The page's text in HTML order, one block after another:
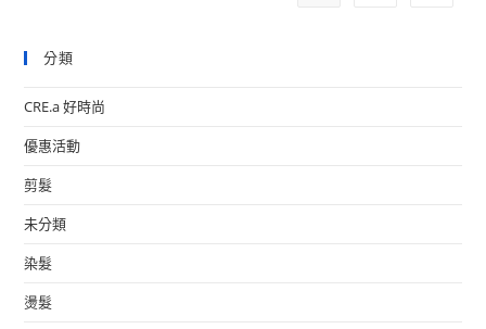
分類
CRE.a 好時尚
優惠活動
剪髮
未分類
染髮
燙髮